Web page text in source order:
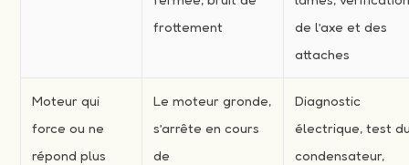
frottement
de l’axe et des
attaches
Moteur qui
force ou ne
répond plus
Le moteur gronde,
s’arrête en cours
de
Diagnostic
électrique, test
condensateur,